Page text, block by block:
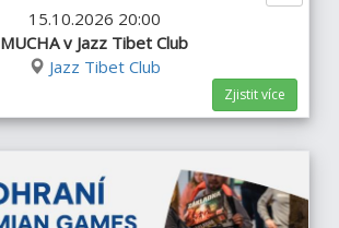
15.10.2026 20:00
MUCHA v Jazz Tibet Club
Jazz Tibet Club
Zjistit více